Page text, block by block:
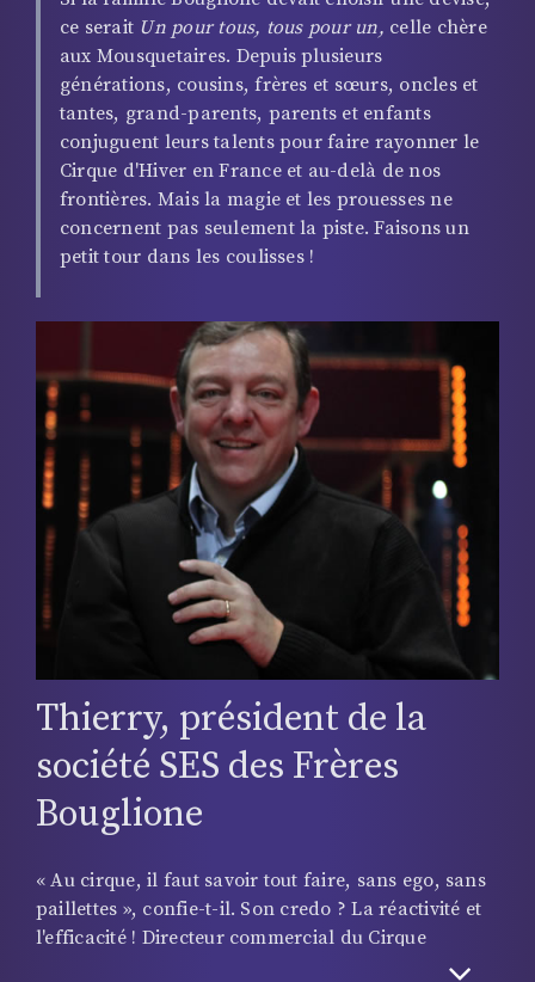
aux Mousquetaires. Depuis plusieurs
générations, cousins, frères et sœurs, oncles et
tantes, grand-parents, parents et enfants
conjuguent leurs talents pour faire rayonner le
Cirque d'Hiver en France et au-delà de nos
frontières. Mais la magie et les prouesses ne
concernent pas seulement la piste. Faisons un
petit tour dans les coulisses !
Thierry, président de la
société SES des Frères
Bouglione
paillettes », confie-t-il. Son credo ? La réactivité et
l'efficacité ! Directeur commercial du Cirque
d'Hiver, Thierry Bouglione met un point d'honneur
à tout régler « comme du papier à musique ». Non